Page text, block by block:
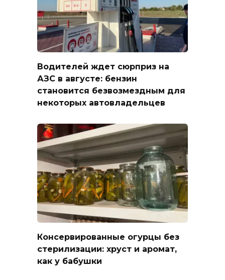
Водителей ждет сюрприз на
АЗС в августе: бензин
становится безвозмездным для
некоторых автовладельцев
Консервированные огурцы без
стерилизации: хруст и аромат,
как у бабушки